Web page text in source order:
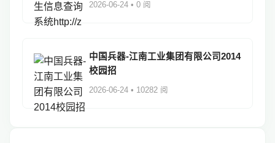
2026-06-24 • 0 阅
中国兵器-江南工业集团有限公司2014
校园招
2026-06-24 • 10282 阅